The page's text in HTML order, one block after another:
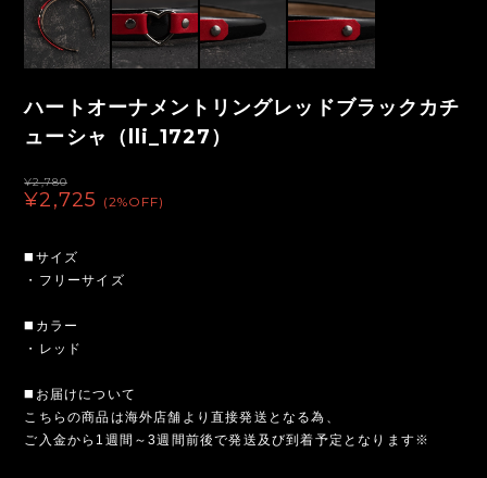
ハートオーナメントリングレッドブラックカチ
ューシャ（lli_1727）
¥2,780
¥2,725 (2%OFF)
◼️サイズ
・フリーサイズ
◼️カラー
・レッド
◼️お届けについて
こちらの商品は海外店舗より直接発送となる為、
ご入金から1週間～3週間前後で発送及び到着予定となります※